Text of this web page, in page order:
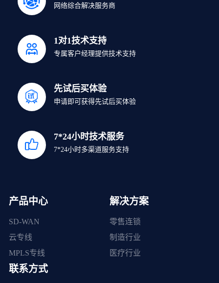
网络综合解决服务商
1对1技术支持
专属客户经理提供技术支持
先试后买体验
申请即可获得先试后买体验
7*24小时技术服务
7*24小时多渠道服务支持
产品中心
SD-WAN
云专线
MPLS专线
解决方案
零售连锁
制造行业
医疗行业
联系方式